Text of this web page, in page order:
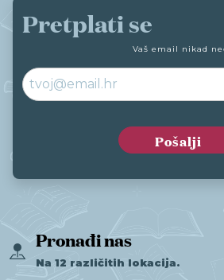
Pretplati se
Vaš email nikad
Pronađi nas
Na 12 različitih lokacija.